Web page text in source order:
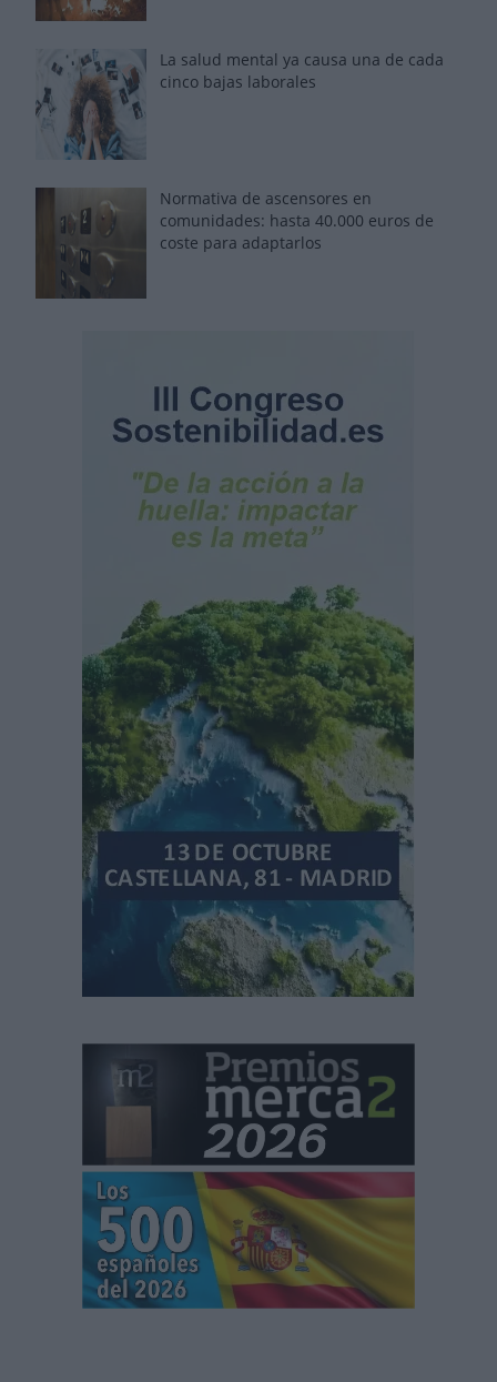
La salud mental ya causa una de cada
cinco bajas laborales
Normativa de ascensores en
comunidades: hasta 40.000 euros de
coste para adaptarlos